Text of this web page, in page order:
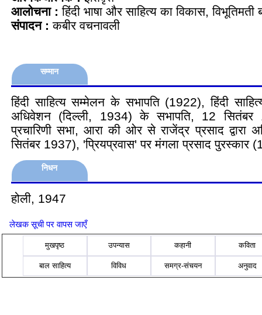
आलोचना :हिंदी भाषा और साहित्य का विकास, विभूतिमती
संपादन : कबीर वचनावली
सम्मान
हिंदी साहित्य सम्मेलन के सभापति (1922), हिंदी
अधिवेशन (दिल्ली, 1934) के सभापति, 12 सितंबर
प्रचारिणी सभा, आरा की ओर से राजेंद्र प्रसाद
सितंबर 1937), 'प्रियप्रवास' पर मंगला प्रसाद पुरस्कार
निधन
होली, 1947
लेखक सूची पर वापस जाएँ
मुखपृष्ठ उपन्यास कहानी कविता
बाल साहित्य विविध समग्र-संचयन अनुवाद